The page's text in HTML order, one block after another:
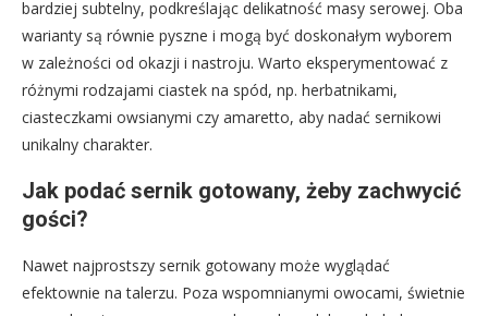
bardziej subtelny, podkreślając delikatność masy serowej. Oba
warianty są równie pyszne i mogą być doskonałym wyborem
w zależności od okazji i nastroju. Warto eksperymentować z
różnymi rodzajami ciastek na spód, np. herbatnikami,
ciasteczkami owsianymi czy amaretto, aby nadać sernikowi
unikalny charakter.
Jak podać sernik gotowany, żeby zachwycić
gości?
Nawet najprostszy sernik gotowany może wyglądać
efektownie na talerzu. Poza wspomnianymi owocami, świetnie